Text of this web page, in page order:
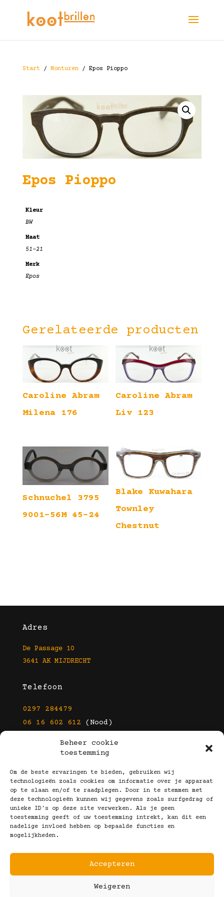
Beheer cookie
toestemming
Om de beste ervaringen te bieden, gebruiken wij
technologieën zoals cookies om informatie over je apparaat
op te slaan en/of te raadplegen. Door in te stemmen met
deze technologieën kunnen wij gegevens zoals surfgedrag of
unieke ID's op deze site verwerken. Als je geen
toestemming geeft of uw toestemming intrekt, kan dit een
nadelige invloed hebben op bepaalde functies en
mogelijkheden.
Accepteren
Weigeren
Start/ Monturen/ Epos Pioppo
Epos Pioppo
Kleur
BW
Maat
51-21
Merk
Epos
Gerelateerde producten
Caroline Abram
Milena 176
Caroline Abram
Liv 123
Schnuchel 3795
9001-56M 45-24
Blake Kuwahara
Townley
Chestnut
Adres
De Passage 10
3641 AK MIJDRECHT
Telefoon
0297 284479
06 16 602 612 (Nood)
info@kootbrillen.nl
Volg Ons!
Copyright © 2025 Koot Brillen
Algemene Voorwaarden